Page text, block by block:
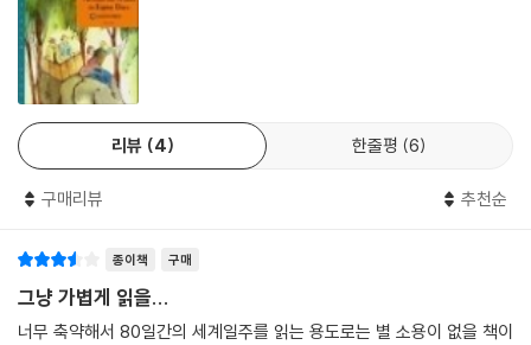
리뷰 4 한줄평 6
구매리뷰 추천순
종이책 구매
그냥 가볍게 읽을...
너무 축약해서 80일간의 세계일주를 읽는 용도로는 별 소용이 없을 책이